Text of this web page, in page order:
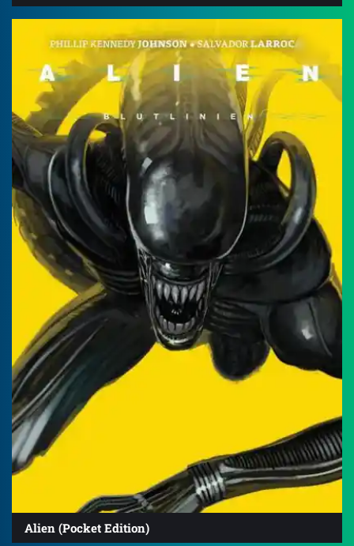
Alien (Pocket Edition)